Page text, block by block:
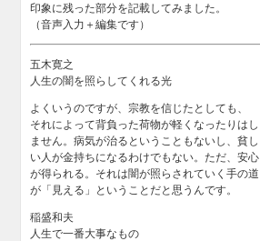
印象に残った部分を記載してみました。
（音声入力＋編集です）
五木寛之
人生の闇を照らしてくれる光
よくいうのですが、宗教を信じたとしても、
それによって背負った荷物が軽くなったりはし
ません。病気が治るということもないし、貧し
い人が金持ちになるわけでもない。ただ、安心
が得られる。それは闇が照らされていく手の道
が「見える」ということだと思うんです。
稲盛和夫
人生で一番大事なもの